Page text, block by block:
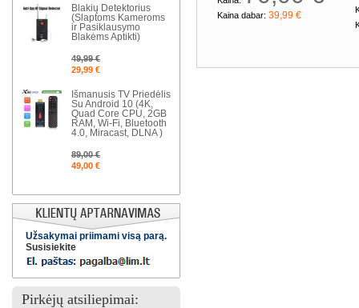
Kaina dabar: 39,99 €
Blakių Detektorius
(Slaptoms Kameroms
ir Pasiklausymo
Blakėms Aptikti)
49,99 €
29,99 €
Išmanusis TV Priedėlis
Su Android 10 (4K,
Quad Core CPU, 2GB
RAM, Wi-Fi, Bluetooth
4.0, Miracast, DLNA )
89,00 €
49,00 €
Užsakymai priimami visą parą.
Susisiekite
Pirkėjų atsiliepimai: